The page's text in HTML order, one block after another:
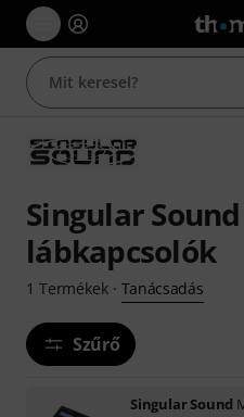
Singular
lábkapcsolók
1 Termékek· Tanácsadás
Szűrő
Singular Sound